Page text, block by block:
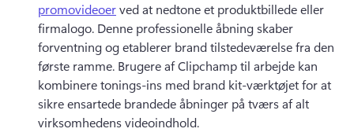
promovideoer ved at nedtone et produktbillede eller
firmalogo. Denne professionelle åbning skaber
forventning og etablerer brand tilstedeværelse fra den
første ramme. Brugere af Clipchamp til arbejde kan
kombinere tonings-ins med brand kit-værktøjet for at
sikre ensartede brandede åbninger på tværs af alt
virksomhedens videoindhold.